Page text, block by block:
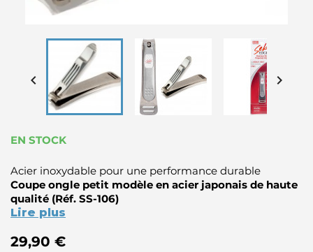
 
EN STOCK
Acier inoxydable pour une performance durable
Coupe ongle petit modèle en acier japonais de haute
qualité (Réf. SS-106)
Lire plus
29,90 €